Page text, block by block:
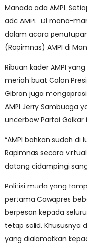
Manado ada AMPI.
ada AMPI. Di mana-
dalam acara
(Rapimnas) AMPI di
Ribuan kader AMPI
meriah buat Calon
Gibran juga
AMPI Jerry Sambuaga
underbow Partai Golkar
“AMPI bahkan sudah di
Rapimnas secara
datang didampingi
Politisi muda yang
pertama Cawapres
berpesan kepada
tetap solid. Khususnya
yang dialamatkan